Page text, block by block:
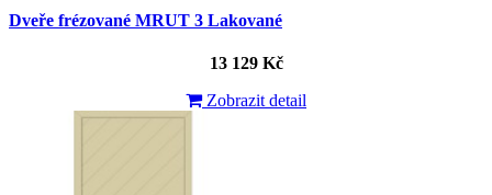
Dveře frézované MRUT 3 Lakované
13 129 Kč
Zobrazit detail